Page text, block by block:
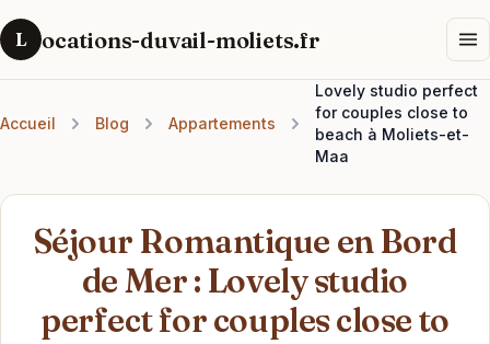
L ocations-duvail-moliets.fr
Accueil Blog Appartements
Lovely studio perfect
for couples close to
beach à Moliets-et-
Maa
Séjour Romantique en Bord
de Mer : Lovely studio
perfect for couples close to